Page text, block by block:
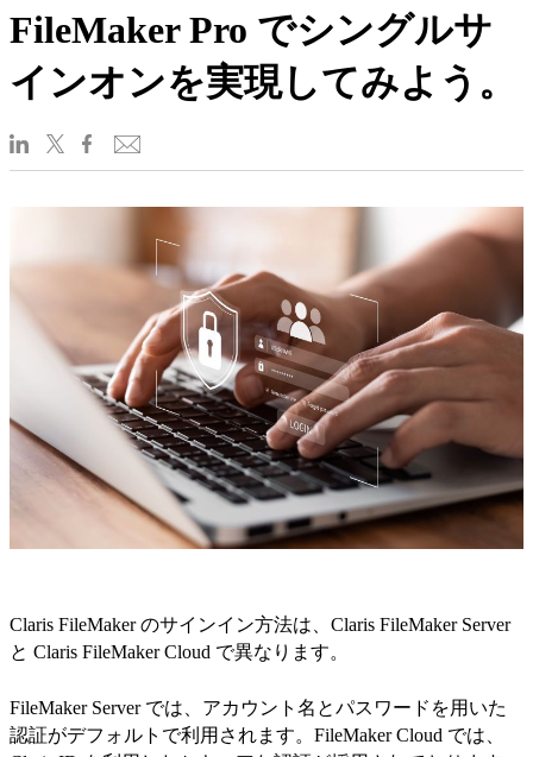
FileMaker Pro でシングルサ
インオンを実現してみよう。
Claris FileMaker のサインイン方法は、Claris FileMaker Server
と Claris FileMaker Cloud で異なります。
FileMaker Server では、アカウント名とパスワードを用いた
認証がデフォルトで利用されます。FileMaker Cloud では、